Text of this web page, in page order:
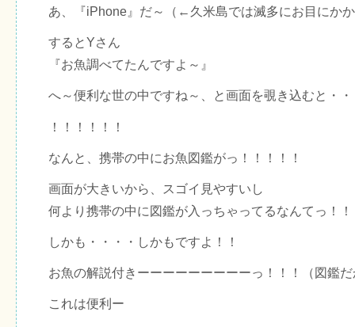
あ、『iPhone』だ～（←久米島では滅多にお目にか
するとYさん
『お魚調べてたんですよ～』
へ～便利な世の中ですね～、と画面を覗き込むと・
！！！！！！
なんと、携帯の中にお魚図鑑がっ！！！！！
画面が大きいから、スゴイ見やすいし
何より携帯の中に図鑑が入っちゃってるなんてっ！！
しかも・・・・しかもですよ！！
お魚の解説付きーーーーーーーーーっ！！！（図鑑
これは便利ー